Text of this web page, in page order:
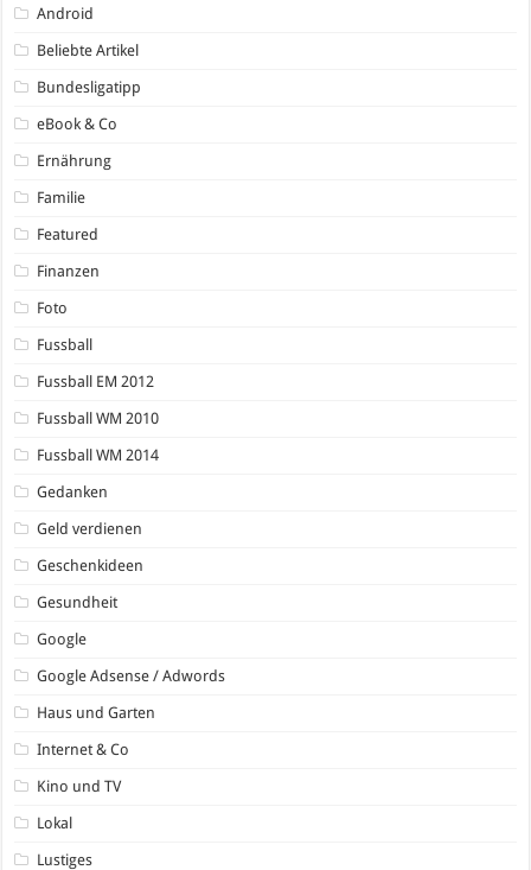
Android
Beliebte Artikel
Bundesligatipp
eBook & Co
Ernährung
Familie
Featured
Finanzen
Foto
Fussball
Fussball EM 2012
Fussball WM 2010
Fussball WM 2014
Gedanken
Geld verdienen
Geschenkideen
Gesundheit
Google
Google Adsense / Adwords
Haus und Garten
Internet & Co
Kino und TV
Lokal
Lustiges